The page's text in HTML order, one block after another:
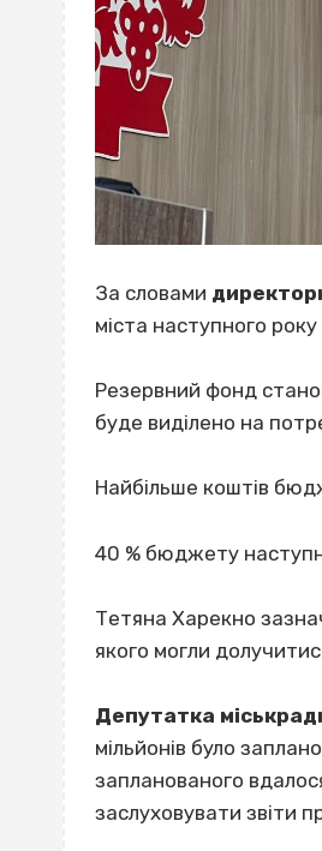
За словами
міста наступного
Резервний фонд
буде виділено на
Найбільше коштів
40 % бюджету
Тетяна Харекно
якого могли
Депутатка
мільйонів було
запланованого
заслуховувати звіти